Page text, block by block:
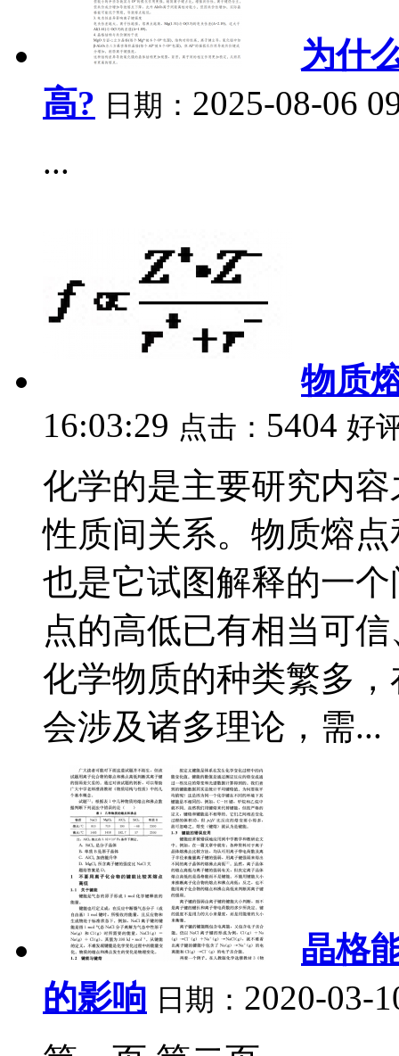
为什
高? 日期： 2025-08-06
...
物质
16:03:29 点击： 5404 好
化学的是主要研究内
性质间关系。物质熔
也是它试图解释的一
点的高低已有相当可
化学物质的种类繁多
会涉及诸多理论，需...
晶格
的影响 日期： 2020-03-